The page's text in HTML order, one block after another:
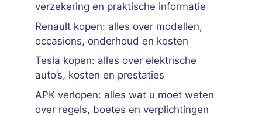
verzekering en praktische informatie
Renault kopen: alles over modellen,
occasions, onderhoud en kosten
Tesla kopen: alles over elektrische
auto’s, kosten en prestaties
APK verlopen: alles wat u moet weten
over regels, boetes en verplichtingen